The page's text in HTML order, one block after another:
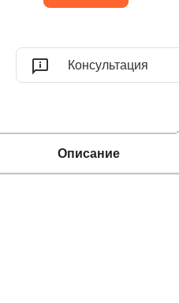
Консультация
Описание